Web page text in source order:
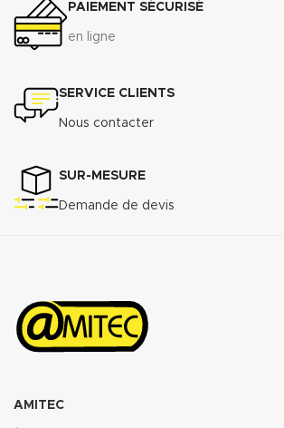
Télécharger la fiche de
données de sécurité(.pdf)
PAIEMENT SÉCURISÉ
en ligne
SERVICE CLIENTS
Nous contacter
SUR-MESURE
Demande de devis
AMITEC